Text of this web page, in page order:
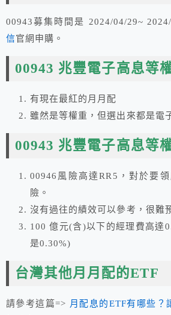
00943募集時間是 2024/04/29~
信官網申購。
00943 兆豐電子高息等
有現在最紅的月月配
雖然是等權重，但選出來都是電
00943 兆豐電子高息等
00946風險高達RR5，對於要
險。
沒有過往的績效可以參考，很難
100 億元(含)以下的經理費高達
是0.30%)
台灣其他月月配的ETF
請參考這篇=> 月配息的ETF有哪些？